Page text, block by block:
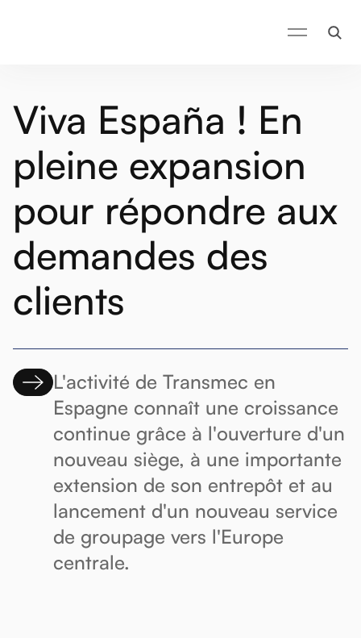
Viva España ! En
pleine expansion
pour répondre aux
demandes des
clients
L'activité de Transmec en
Espagne connaît une croissance
continue grâce à l'ouverture d'un
nouveau siège, à une importante
extension de son entrepôt et au
lancement d'un nouveau service
de groupage vers l'Europe
centrale.